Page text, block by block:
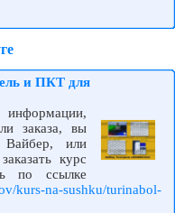
и ПКТ для
заказа, вы
или
курс
по ссылке
kurs-na-sushku/turinabol-